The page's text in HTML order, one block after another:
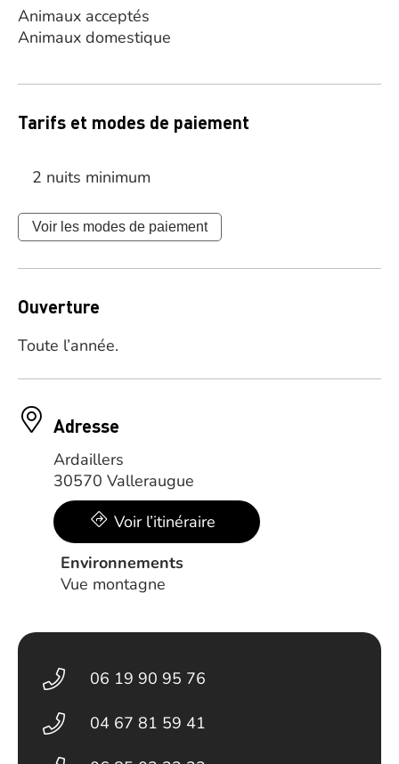
Animaux acceptés
Animaux domestique
Tarifs et modes de paiement
2 nuits minimum
Voir les modes de paiement
Ouverture
Toute l’année.
Adresse
Ardaillers
30570 Valleraugue
Voir l’itinéraire
Environnements
Vue montagne
06 19 90 95 76
04 67 81 59 41